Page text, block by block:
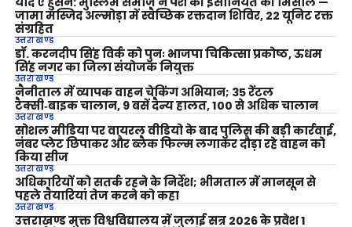
जामा मस्जिद अल्मोड़ा में स्वैच्छिक रक्तदान शिविर, 22 यूनिट रक्त
संग्रहित
उत्तराखण्ड
डॉ. करनदीप सिंह विर्क को पुनः भाजपा चिकित्सा प्रकोष्ठ, ऊधम
सिंह नगर का जिला संयोजक नियुक्त
उत्तराखण्ड
नैनीताल में व्यापक वाहन चेकिंग अभियान; 35 रेंटल
टैक्सी‑बाइक चालान, 9 बसें दैन्य हालत, 100 से अधिक चालान
उत्तराखण्ड
सोशल मीडिया पर वायरल वीडियो के बाद पुलिस की बड़ी कार्रवाई,
नंबर प्लेट छिपाकर और ब्लैक फिल्म लगाकर दौड़ा रहे वाहन को
किया सीज
उत्तराखण्ड
अधिकारियों को सतर्क रहने के निर्देश; भीमताल में मानसून से
पहले तैयारियां तेज करने को कहा
उत्तराखण्ड
उत्तराखण्ड मुक्त विश्वविद्यालय में जुलाई सत्र 2026 के प्रवेश 1